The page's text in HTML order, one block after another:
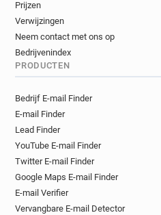
Prijzen
Verwijzingen
Neem contact met ons op
Bedrijvenindex
PRODUCTEN
Bedrijf E-mail Finder
E-mail Finder
Lead Finder
YouTube E-mail Finder
Twitter E-mail Finder
Google Maps E-mail Finder
E-mail Verifier
Vervangbare E-mail Detector